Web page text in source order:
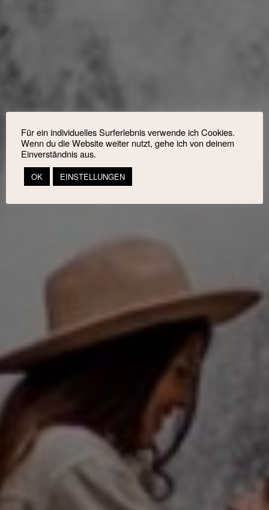
Für ein individuelles Surferlebnis verwende ich Cookies.
Wenn du die Website weiter nutzt, gehe ich von deinem
Einverständnis aus.
OK EINSTELLUNGEN